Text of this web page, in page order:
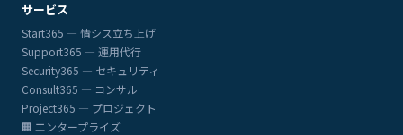
サービス
Start365 — 情シス立ち上げ
Support365 — 運用代行
Security365 — セキュリティ
Consult365 — コンサル
Project365 — プロジェクト
🏢 エンタープライズ